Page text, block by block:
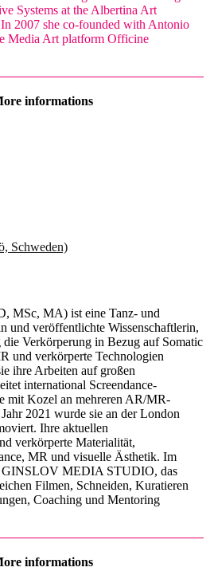
Systems at the Albertina Art
2007 she co-founded with Antonio
Media Art platform Officine
informations
MSc, MA) ist eine Tanz- und
und veröffentlichte Wissenschaftlerin,
die Verkörperung in Bezug auf Somatic
und verkörperte Technologien
ihre Arbeiten auf großen
international Screendance-
mit Kozel an mehreren AR/MR-
2021 wurde sie an der London
Ihre aktuellen
verkörperte Materialität,
MR und visuelle Ästhetik. Im
GINSLOV MEDIA STUDIO, das
Filmen, Schneiden, Kuratieren
Coaching und Mentoring
informations